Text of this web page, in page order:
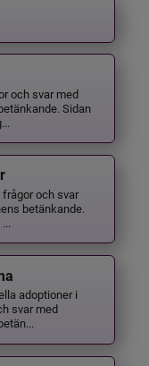
och svar med
Sidan
och svar
betänkande.
adoptioner i
svar med